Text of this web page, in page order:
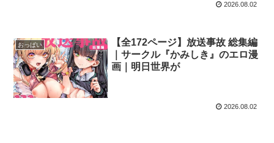
2026.08.02
おっぱい
【全172ページ】放送事故 総集編
｜サークル『かみしき』のエロ漫
画｜明日世界が
2026.08.02